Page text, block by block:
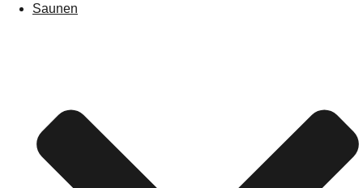
Saunen